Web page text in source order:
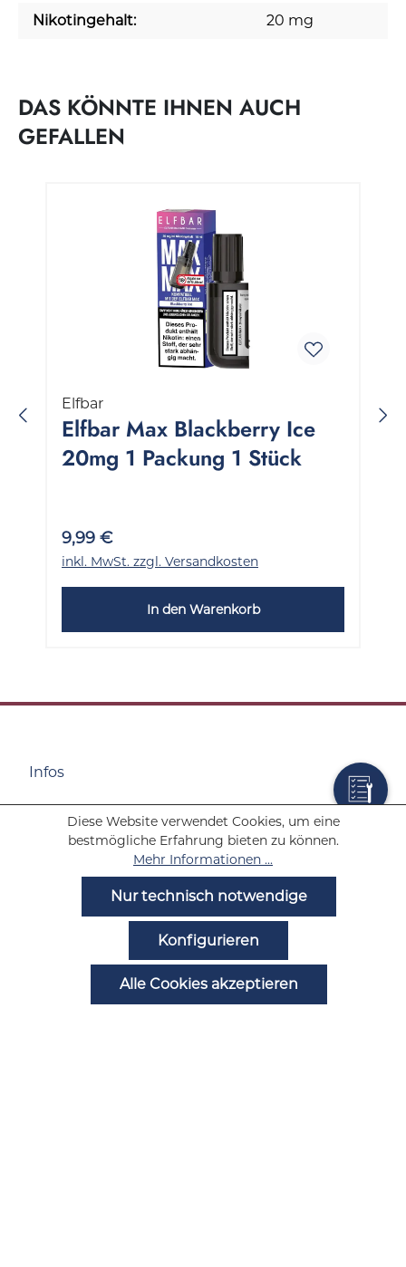
Nikotingehalt: 20 mg
DAS KÖNNTE IHNEN AUCH
GEFALLEN
Elfbar
Elfbar Max Blackberry Ice
20mg 1 Packung 1 Stück
9,99 €
inkl. MwSt. zzgl. Versandkosten
In den Warenkorb
Infos
Wolf Tabakwaren
Diese Website verwendet Cookies, um eine
bestmögliche Erfahrung bieten zu können.
Mehr Informationen ...
Nur technisch notwendige
Konfigurieren
Alle Cookies akzeptieren